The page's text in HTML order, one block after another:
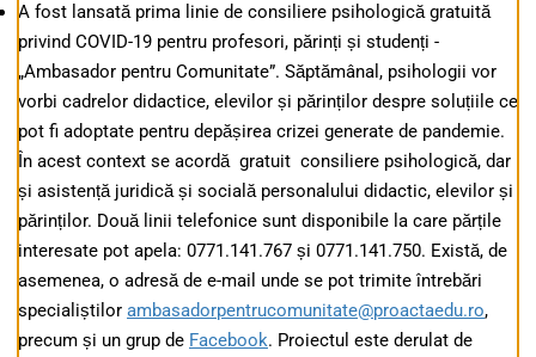
A fost lansată prima linie de consiliere psihologică gratuită
privind COVID-19 pentru profesori, părinți și studenți -
„Ambasador pentru Comunitate”. Săptămânal, psihologii vor
vorbi cadrelor didactice, elevilor și părinților despre soluțiile ce
pot fi adoptate pentru depășirea crizei generate de pandemie.
În acest context se acordă gratuit consiliere psihologică, dar
și asistență juridică și socială personalului didactic, elevilor și
părinților. Două linii telefonice sunt disponibile la care părțile
interesate pot apela: 0771.141.767 și 0771.141.750. Există, de
asemenea, o adresă de e-mail unde se pot trimite întrebări
specialiștilor ambasadorpentrucomunitate@proactaedu.ro,
precum și un grup de Facebook. Proiectul este derulat de